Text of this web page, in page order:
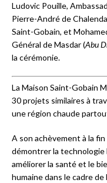
Ludovic Pouille,
Pierre-André de
Saint-Gobain, et
Général de Masdar (Abu
la cérémonie.
La Maison Saint-Gobain
30 projets similaires à
une région chaude
A son achèvement à la
démontrer la technologie
améliorer la santé et le
humaine dans le cadre